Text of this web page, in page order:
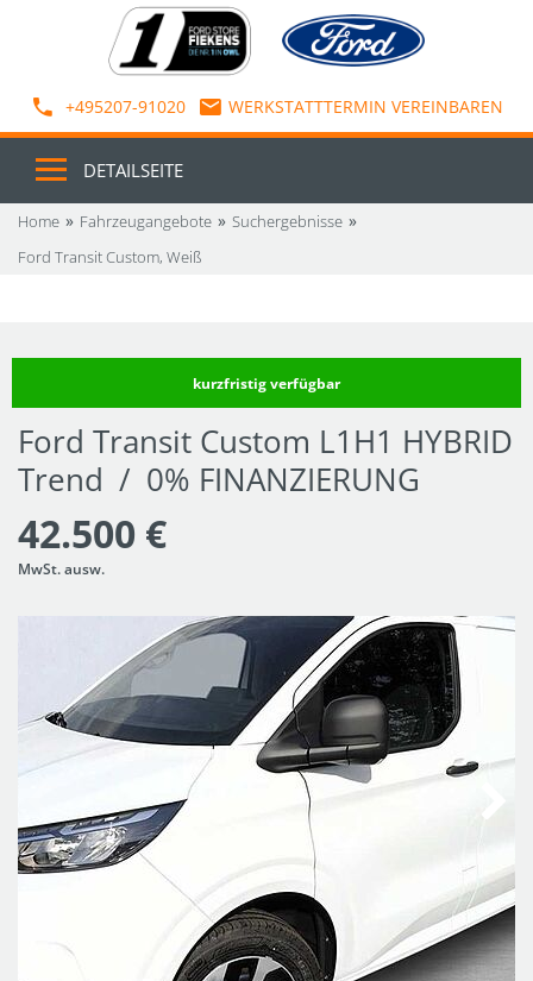
+495207-91020 WERKSTATTTERMIN VEREINBAREN
DETAILSEITE
Home Fahrzeugangebote
Suchergebnisse
Ford Transit Custom, Weiß
kurzfristig verfügbar
Ford Transit Custom L1H1 HYBRID
Trend / 0% FINANZIERUNG
42.500 €
MwSt. ausw.